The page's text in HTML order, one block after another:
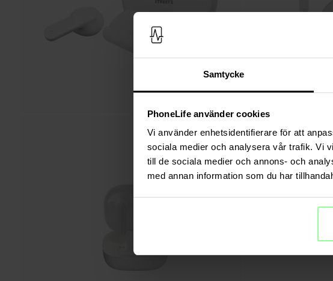
Samtycke
PhoneLife använder cookies
Vi använder enhetsidentifierare för att
sociala medier och analysera vår trafik. Vi
till de sociala medier och annons- och
med annan information som du har